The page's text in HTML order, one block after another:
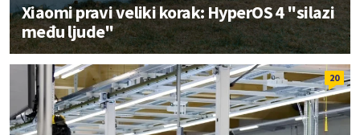
Xiaomi pravi veliki korak: HyperOS 4 "silazi
među ljude"
20